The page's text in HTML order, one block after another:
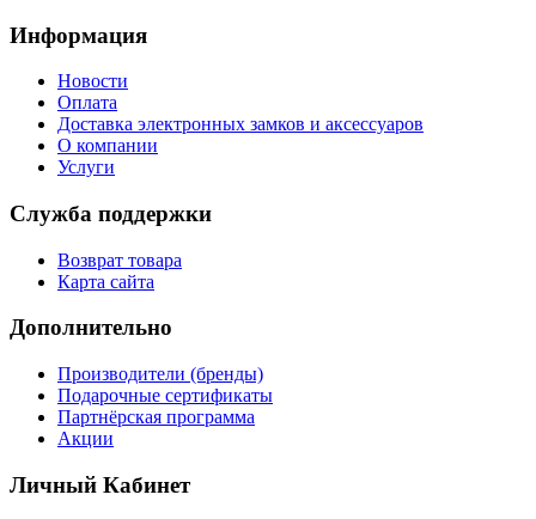
Информация
Новости
Оплата
Доставка электронных замков и аксессуаров
О компании
Услуги
Служба поддержки
Возврат товара
Карта сайта
Дополнительно
Производители (бренды)
Подарочные сертификаты
Партнёрская программа
Акции
Личный Кабинет